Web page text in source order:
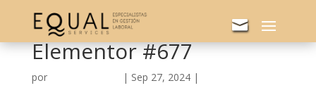
Elementor #677
por | Sep 27, 2024|